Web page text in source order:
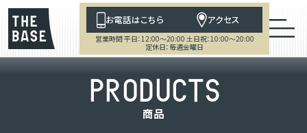
お電話はこちら アクセス
営業時間 平日：12:00～20:00 土日祝：10:00～20:00
定休日：毎週金曜日
PRODUCTS
商品